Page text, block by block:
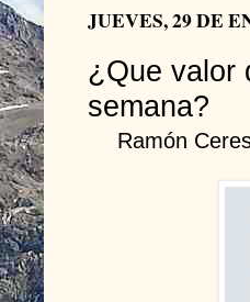
JUEVES, 29 DE
¿Que valor
semana?
Ramón